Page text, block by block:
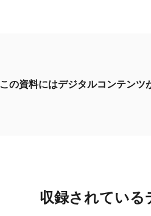
この資料にはデジタルコンテンツ
収録されている